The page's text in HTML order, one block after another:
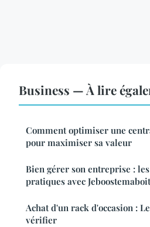
Business — À lire
Comment optimiser une
pour maximiser sa valeur
Bien gérer son entreprise :
pratiques avec
Achat d'un rack d'occasion :
vérifier